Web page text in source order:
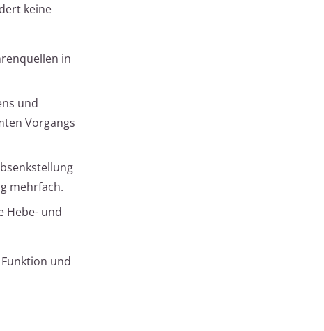
keine
in
und
Vorgangs
mehrfach.
Hebe- und
und